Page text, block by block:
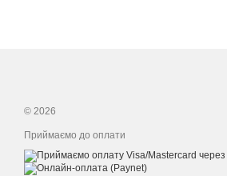
© 2026
Приймаємо до оплати